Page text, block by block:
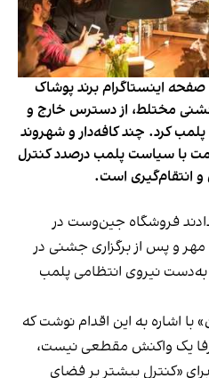
صفحه اینستاگرام برند پوشاک
مختلط، از دسترس خارج و
کرد. چند کافه‌‌دار و شهروند
با سیاست پلمب درصدد کنترل
و انتقام‌گیری است.
فروشگاه جین‌وست در
خیابان فرشته تهران، شنبه ۱۹ مهر و پس از برگزاری جشنی در
به‌دست نیروی انتظامی پلمب
با اشاره به این اقدام نوشت که
یک واکنش مقطعی نیست،
«کنترل بیشتر بر فضای